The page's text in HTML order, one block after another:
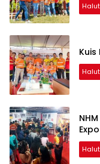
Halut
Kuis
Halut
Expo
Halut